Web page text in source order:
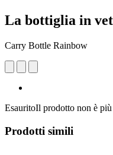
La bottiglia in
Carry Bottle Rainbow
EsauritoIl prodotto non è
Prodotti simili